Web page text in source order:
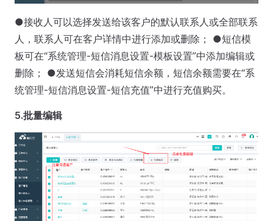
●接收人可以选择发送给该客户的默认联系人或全部联系
人，联系人可在客户详情中进行添加或删除； ●短信模
板可在“系统管理-短信消息设置-模板设置”中添加编辑或
删除； ●发送短信会消耗短信余额，短信余额需要在“系
统管理-短信消息设置-短信充值”中进行充值购买。
5.批量编辑